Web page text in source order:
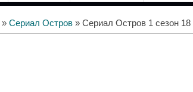
» Сериал Остров » Сериал Остров 1 сезон 18